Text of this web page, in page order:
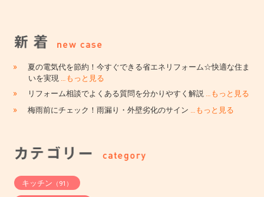
»
夏の電気代を節約！今すぐできる省エネリフォーム☆快適な住ま
いを実現
…もっと見る
» リフォーム相談でよくある質問を分かりやすく解説 …もっと見る
» 梅雨前にチェック！雨漏り・外壁劣化のサイン …もっと見る
キッチン （91）